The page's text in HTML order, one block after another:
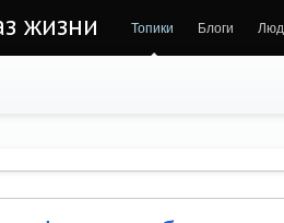
жизни Топики Блоги